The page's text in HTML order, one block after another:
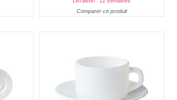
Comparer ce produit